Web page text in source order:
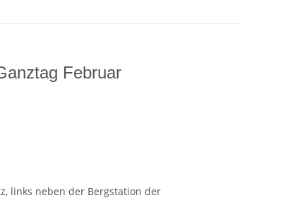
Februar
links neben der Bergstation der